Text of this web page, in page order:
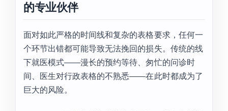
的专业伙伴
面对如此严格的时间线和复杂的表格要求，任何一
个环节出错都可能导致无法挽回的损失。传统的线
下就医模式——漫长的预约等待、匆忙的问诊时
间、医生对行政表格的不熟悉——在此时都成为了
巨大的风险。